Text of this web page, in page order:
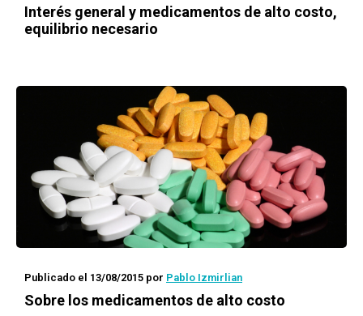
Interés general y medicamentos de alto costo,
equilibrio necesario
Publicado el 13/08/2015 por Pablo Izmirlian
Sobre los medicamentos de alto costo